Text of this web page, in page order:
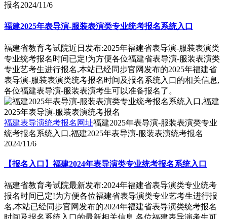
报名2024/11/6
福建2025年表导演-服装表演类专业统考报名系统入口
福建省教育考试院近日发布:2025年福建省表导演-服装表演类
专业统考报名时间已定!为方便各位福建省表导演-服装表演类
专业艺考生进行报名,本站已经同步官网发布的2025年福建省
表导演-服装表演类统考报名时间及报名系统入口的相关信息,
各位福建表导演-服装表演考生可以准备报名了。
福建表导演统考报名网址福建2025年表导演-服装表演类专业
统考报名系统入口,福建2025年表导演-服装表演统考报名
2024/11/6
【报名入口】福建2024年表导演类专业统考报名系统入口
福建省教育考试院最新发布:2024年福建省表导演类专业统考
报名时间已定!为方便各位福建省表导演类专业艺考生进行报
名,本站已经同步官网发布的2024年福建省表导演类统考报名